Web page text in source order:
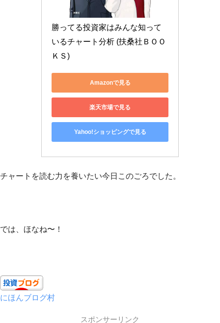
勝ってる投資家はみんな知って
いるチャート分析 (扶桑社ＢＯＯ
ＫＳ)
Amazonで見る
楽天市場で見る
Yahoo!ショッピングで見る
チャートを読む力を養いたい今日このごろでした。
では、ほなね〜！
にほんブログ村
スポンサーリンク